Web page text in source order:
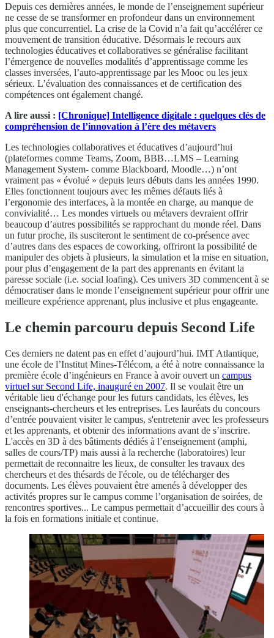
Depuis ces dernières années, le monde de l’enseignement supérieur
ne cesse de se transformer en profondeur dans un environnement
plus que concurrentiel. La crise de la Covid n’a fait qu’accélérer ce
mouvement de transition éducative. Désormais le recours aux
technologies éducatives et collaboratives se généralise facilitant
l’émergence de nouvelles modalités d’apprentissage comme les
classes inversées, l’auto-apprentissage par les Mooc ou les jeux
sérieux. L’évaluation des connaissances et de certification des
compétences ont également changé.
A lire aussi : [Chronique] Intelligence digitale : quelques clés de
compréhension de l’innovation à l’ère des métavers
Les technologies collaboratives et éducatives d’aujourd’hui
(plateformes comme Teams, Zoom, BBB…LMS – Learning
Management System- comme Blackboard, Moodle…) n’ont
vraiment pas « évolué » depuis leurs débuts dans les années 1990.
Elles fonctionnent toujours avec les mêmes défauts liés à
l’ergonomie des interfaces, à la montée en charge, au manque de
convivialité… Les mondes virtuels ou métavers devraient offrir
beaucoup d’autres possibilités se rapprochant du monde réel. Dans
un futur proche, ils susciteront le sentiment de co-présence avec
d’autres dans des espaces de coworking, offriront la possibilité de
manipuler des objets à plusieurs, la simulation et la mise en situation,
pour plus d’engagement de la part des apprenants en évitant la
paresse sociale (i.e. social loafing). Ces univers 3D commencent à se
démocratiser dans le monde l’enseignement supérieur pour offrir une
meilleure expérience apprenant, plus inclusive et plus engageante.
Le chemin parcouru depuis Second Life
Ces derniers ne datent pas en effet d’aujourd’hui. IMT Atlantique,
une école de l’Institut Mines-Télécom, a été à notre connaissance la
première école d’ingénieurs en France à avoir ouvert un campus
virtuel sur Second Life, inauguré en 2007. Il se voulait être un
véritable lieu d'échange pour les futurs candidats, les élèves, les
enseignants-chercheurs et les entreprises. Les lauréats du concours
d’entrée pouvaient visiter le campus, s'entretenir avec les professeurs
et les apprenants, et obtenir des informations avant de s’inscrire.
L'accès en 3D à des bâtiments dédiés à l’enseignement (amphi,
salles de cours/TP) mais aussi à la recherche (laboratoires) leur
permettait de reconnaitre les lieux, de consulter les travaux des
chercheurs et des thésards de l'école, ou de télécharger des
documents. Les élèves pouvaient être amenés à développer des
activités propres sur le campus comme l’organisation de soirées, de
rencontres sportives... Le campus permettait d’accueillir des cours à
la fois en formations initiale et continue.